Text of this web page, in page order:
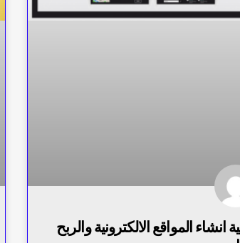
انشاء المواقع الالكترونية والربح